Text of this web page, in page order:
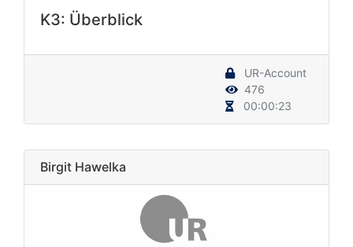
K3: Überblick
UR-Account
476
00:00:23
Birgit Hawelka